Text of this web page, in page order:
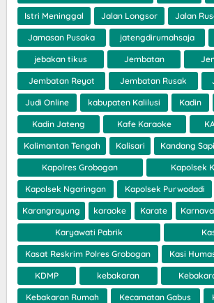
Istri Meninggal Jalan Longsor Jalan
Jamasan Pusaka jatengdirumahsaja
jebakan tikus Jembatan
Jembatan Reyot Jembatan Rusak
Judi Online kabupaten Kalilusi Kadin
Kadin Jateng Kafe Karaoke
Kalimantan Tengah Kalisari Kandang Sapi
Kapolres Grobogan Kapolsek
Kapolsek Ngaringan Kapolsek Purwodadi
Karangrayung karaoke Karate
Karyawati Pabrik
Kasat Reskrim Polres Grobogan Kasi
KDMP kebakaran
Kebakaran Rumah Kecamatan Gabus